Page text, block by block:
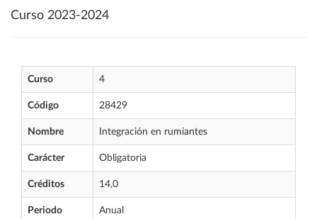
Curso 2023-2024
Curso 4
Código 28429
Nombre Integración en rumiantes
Carácter Obligatoria
Créditos 14,0
Periodo Anual